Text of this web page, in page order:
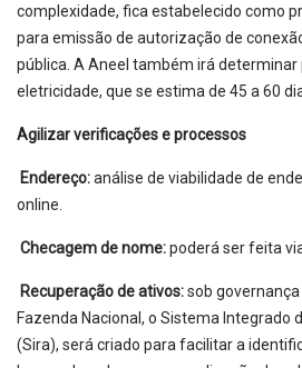
complexidade, fica estabelecido como
para emissão de autorização de
pública. A Aneel também irá
eletricidade, que se estima de 45 a 60
Agilizar verificações e processos
Endereço:análise de viabilidade de
online.
Checagem de nome:poderá ser feita
Recuperação de ativos:sob
Fazenda Nacional, o Sistema Integrado
(Sira), será criado para facilitar a